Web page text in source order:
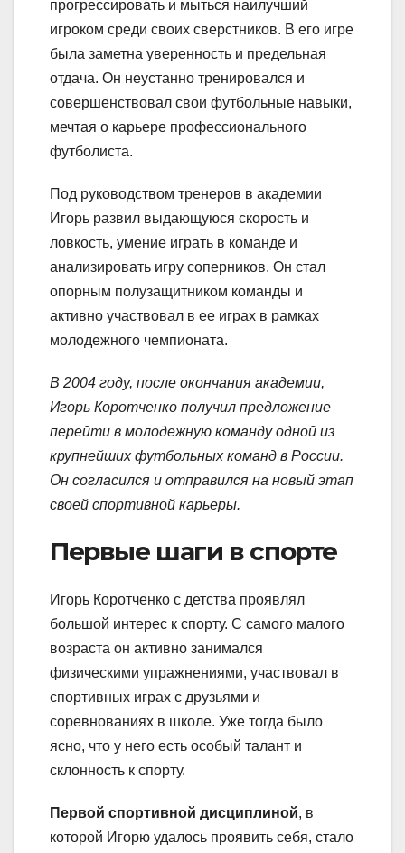
прогрессировать и мыться наилучший
игроком среди своих сверстников. В его игре
была заметна уверенность и предельная
отдача. Он неустанно тренировался и
совершенствовал свои футбольные навыки,
мечтая о карьере профессионального
футболиста.
Под руководством тренеров в академии
Игорь развил выдающуюся скорость и
ловкость, умение играть в команде и
анализировать игру соперников. Он стал
опорным полузащитником команды и
активно участвовал в ее играх в рамках
молодежного чемпионата.
В 2004 году, после окончания академии,
Игорь Коротченко получил предложение
перейти в молодежную команду одной из
крупнейших футбольных команд в России.
Он согласился и отправился на новый этап
своей спортивной карьеры.
Первые шаги в спорте
Игорь Коротченко с детства проявлял
большой интерес к спорту. С самого малого
возраста он активно занимался
физическими упражнениями, участвовал в
спортивных играх с друзьями и
соревнованиях в школе. Уже тогда было
ясно, что у него есть особый талант и
склонность к спорту.
Первой спортивной дисциплиной, в
которой Игорю удалось проявить себя, стало